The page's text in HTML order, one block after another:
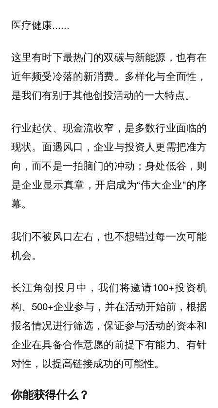
医疗健康......
这里有时下最热门的双碳与新能源，也有在
近年频受冷落的新消费。 多样化与全面性，
是我们有别于其他创投活动的一大特点。
行业起伏、现金流收窄，是多数行业面临的
现状。面遇风口，企业与投资人更需把准方
向，而不是一拍脑门的冲动；身处低谷，则
是企业显示真章，开启成为“伟大企业”的序
幕。
我们不被风口左右，也不想错过每一次可能
机会。
长江角创投月中，我们将邀请100+投资机
构、500+企业参与，并在活动开始前，根据
报名情况进行筛选，保证参与活动的资本和
企业在具备合作意愿的前提下有能力、有针
对性，以提高链接成功的可能性。
你能获得什么？